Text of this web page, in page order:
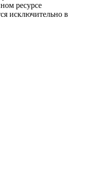
ресурсе
исключительно в